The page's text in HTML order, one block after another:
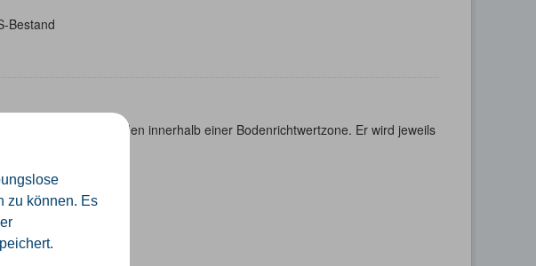
zu können. Es
Bestand
für den Boden innerhalb einer Bodenrichtwertzone. Er wird jeweils